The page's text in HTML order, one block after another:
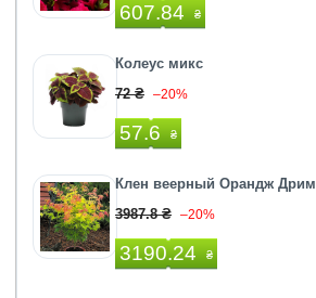
607.84 ₴
Колеус микс
72 ₴ –20%
57.6 ₴
Клен веерный Орандж Дрим
3987.8 ₴ –20%
3190.24 ₴